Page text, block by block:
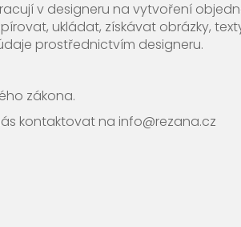
v designeru na vytvoření
ukládat, získávat obrázky,
prostřednictvím designeru.
zákona.
kontaktovat na info@rezana.cz